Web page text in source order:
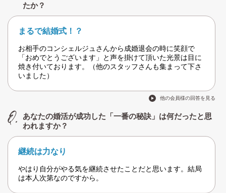
たか？
まるで結婚式！？
お相手のコンシェルジュさんから成婚退会の時に笑顔で
「おめでとうございます」と声を掛けて頂いた光景は目に
焼き付いております。（他のスタッフさんも集まって下さ
いました）
他の会員様の回答を見る
あなたの婚活が成功した「一番の秘訣」は何だったと思
われますか？
継続は力なり
やはり自分がやる気を継続させたことだと思います。結局
は本人次第なのですから。